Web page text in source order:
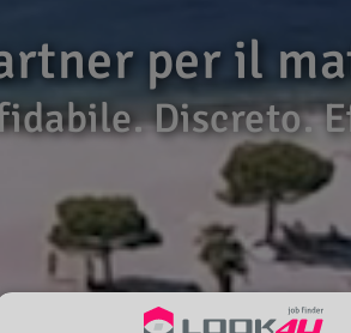
per il
Discreto.